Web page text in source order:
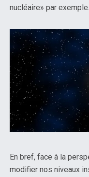
nucléaire» par exemple.
En bref, face à la
modifier nos niveaux